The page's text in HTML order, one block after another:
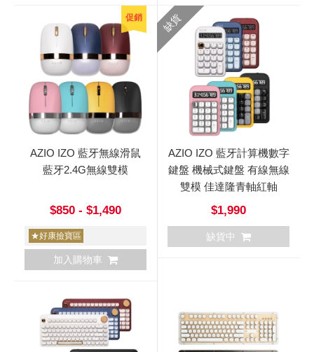
促銷
AZIO IZO 藍牙無線滑鼠
藍牙2.4G無線雙模
$850 - $1,490
★好康撿寶區
加入購物車
缺貨
AZIO IZO 藍牙計算機數字
鍵盤 機械式鍵盤 有線無線
雙模 佳達隆青軸紅軸
$1,990
缺貨中